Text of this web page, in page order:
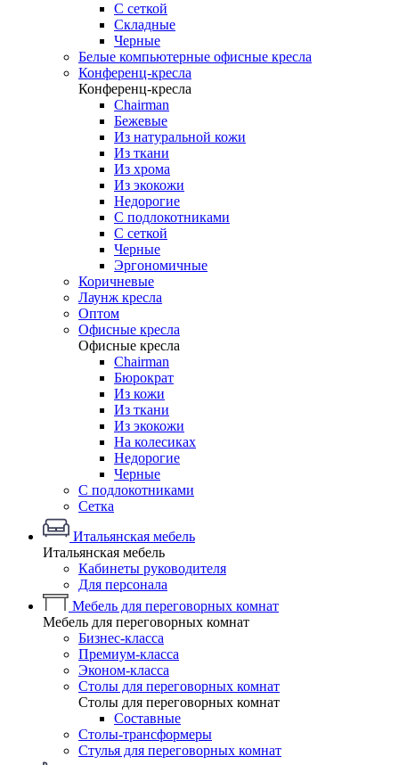
С сеткой
Складные
Черные
Белые компьютерные офисные кресла
Конференц-кресла
Конференц-кресла
Chairman
Бежевые
Из натуральной кожи
Из ткани
Из хрома
Из экокожи
Недорогие
С подлокотниками
С сеткой
Черные
Эргономичные
Коричневые
Лаунж кресла
Оптом
Офисные кресла
Офисные кресла
Chairman
Бюрократ
Из кожи
Из ткани
Из экокожи
На колесиках
Недорогие
Черные
С подлокотниками
Сетка
Итальянская мебель
Итальянская мебель
Кабинеты руководителя
Для персонала
Мебель для переговорных комнат
Мебель для переговорных комнат
Бизнес-класса
Премиум-класса
Эконом-класса
Столы для переговорных комнат
Столы для переговорных комнат
Составные
Столы-трансформеры
Стулья для переговорных комнат